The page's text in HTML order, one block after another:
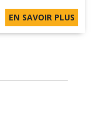
EN SAVOIR PLUS